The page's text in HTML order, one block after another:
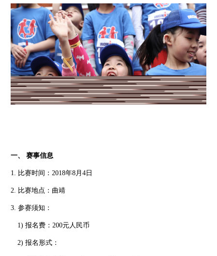
一、 赛事信息
1. 比赛时间：2018年8月4日
2. 比赛地点：曲靖
3. 参赛须知：
1) 报名费：200元人民币
2) 报名形式：